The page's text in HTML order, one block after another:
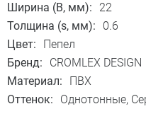
Ширина (B, мм):
22
Толщина (s, мм):
0.6
Цвет:
Пепел
Бренд:
CROMLEX DESIGN
Материал:
ПВХ
Оттенок:
Однотонные,